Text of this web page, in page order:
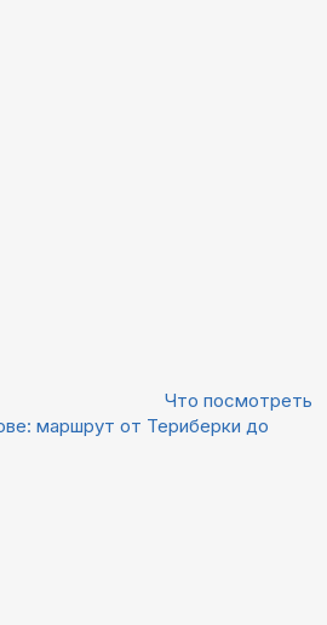
Что посмотреть
маршрут от Териберки до